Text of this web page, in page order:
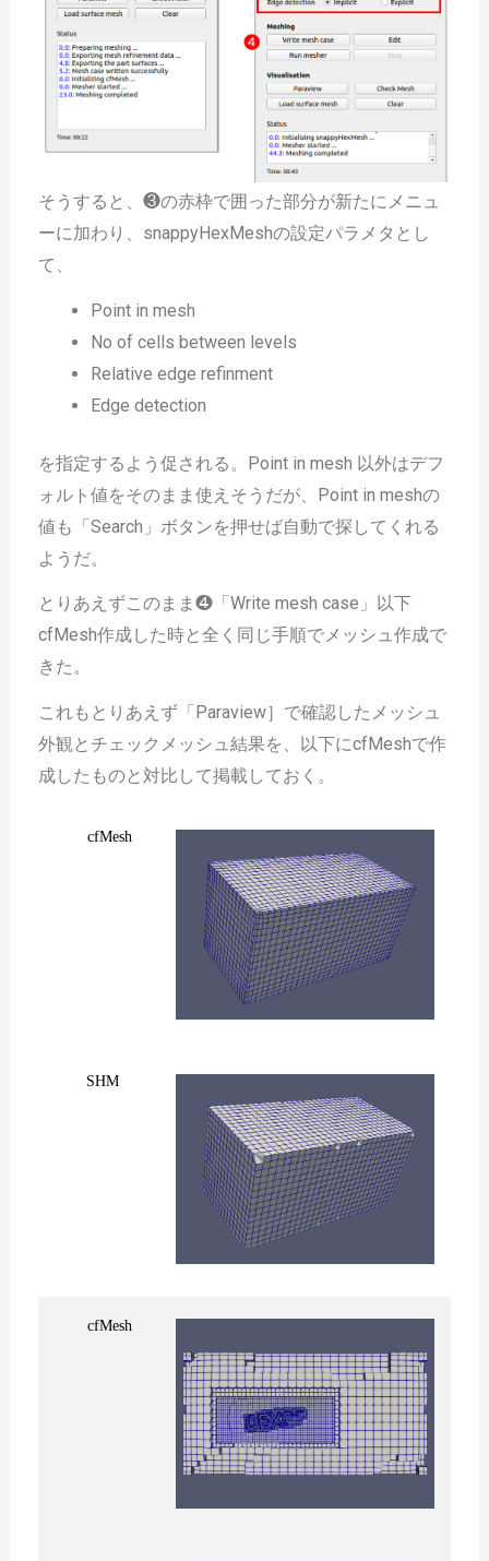
そうすると、❸の赤枠で囲った部分が新たにメニュ
ーに加わり、snappyHexMeshの設定パラメタとし
て、
Point in mesh
No of cells between levels
Relative edge refinment
Edge detection
を指定するよう促される。Point in mesh 以外はデフ
ォルト値をそのまま使えそうだが、Point in meshの
値も「Search」ボタンを押せば自動で探してくれる
ようだ。
とりあえずこのまま❹「Write mesh case」以下
cfMesh作成した時と全く同じ手順でメッシュ作成で
きた。
これもとりあえず「Paraview］で確認したメッシュ
外観とチェックメッシュ結果を、以下にcfMeshで作
成したものと対比して掲載しておく。
cfMesh
SHM
cfMesh